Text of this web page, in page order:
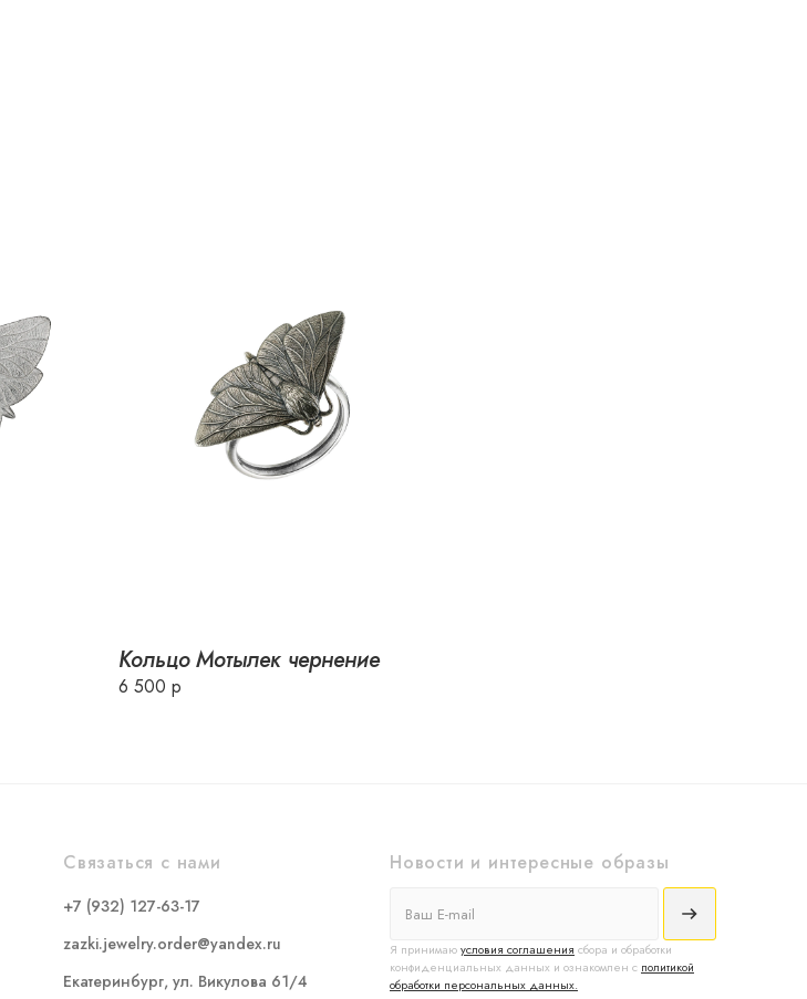
Кольцо Мотылек чернение
6 500 р
Связаться с нами
+7 (932) 127-63-17
zazki.jewelry.order@yandex.ru
Екатеринбург, ул. Викулова 61/4
Новости и интересные образы
Я принимаюусловия соглашения сбора и обработки
конфиденциальных данных и ознакомлен с политикой
обработки персональных данных.